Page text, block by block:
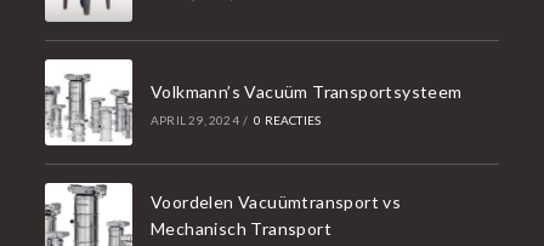
Volkmann’s Vacuüm Transportsysteem
APRIL 29, 2024 / 0 REACTIES
Voordelen Vacuümtransport vs
Mechanisch Transport